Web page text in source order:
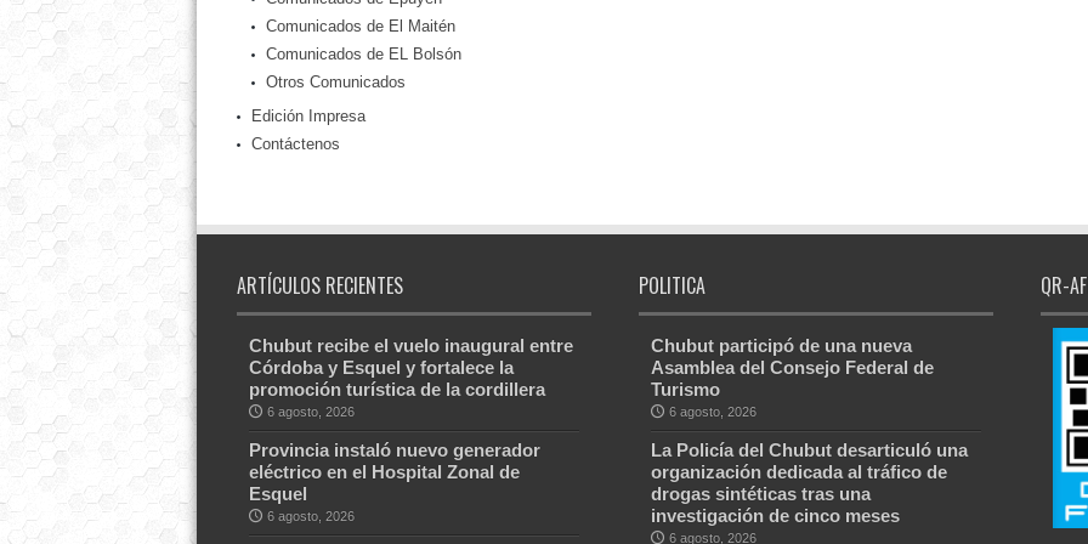
Comunicados de El Maitén
Comunicados de EL Bolsón
Otros Comunicados
Edición Impresa
Contáctenos
ARTÍCULOS RECIENTES
Chubut recibe el vuelo inaugural entre
Córdoba y Esquel y fortalece la
promoción turística de la cordillera
6 agosto, 2026
Provincia instaló nuevo generador
eléctrico en el Hospital Zonal de
Esquel
6 agosto, 2026
POLITICA
Chubut participó de una nueva
Asamblea del Consejo Federal de
Turismo
6 agosto, 2026
La Policía del Chubut desarticuló una
organización dedicada al tráfico de
drogas sintéticas tras una
investigación de cinco meses
6 agosto, 2026
QR-